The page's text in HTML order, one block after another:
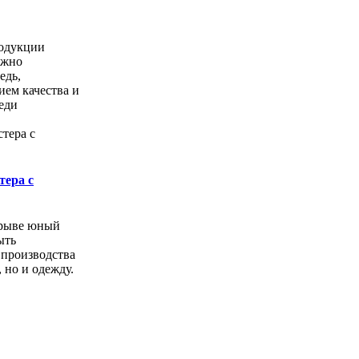
качества и
с
юный
но и одежду.